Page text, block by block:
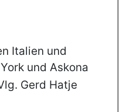
Italien und
und Askona
Gerd Hatje